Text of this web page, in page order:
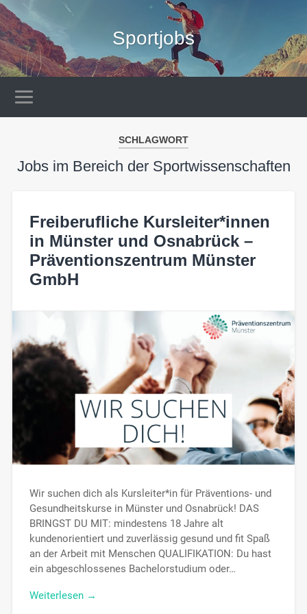
Sportjobs
SCHLAGWORT
Jobs im Bereich der Sportwissenschaften
Freiberufliche Kursleiter*innen
in Münster und Osnabrück –
Präventionszentrum Münster
GmbH
Wir suchen dich als Kursleiter*in für Präventions- und
Gesundheitskurse in Münster und Osnabrück! DAS
BRINGST DU MIT: mindestens 18 Jahre alt
kundenorientiert und zuverlässig gesund und fit Spaß
an der Arbeit mit Menschen QUALIFIKATION: Du hast
ein abgeschlossenes Bachelorstudium oder…
Weiterlesen →